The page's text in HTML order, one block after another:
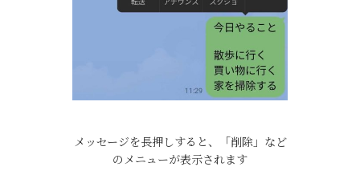
メッセージを長押しすると、「削除」など
のメニューが表示されます